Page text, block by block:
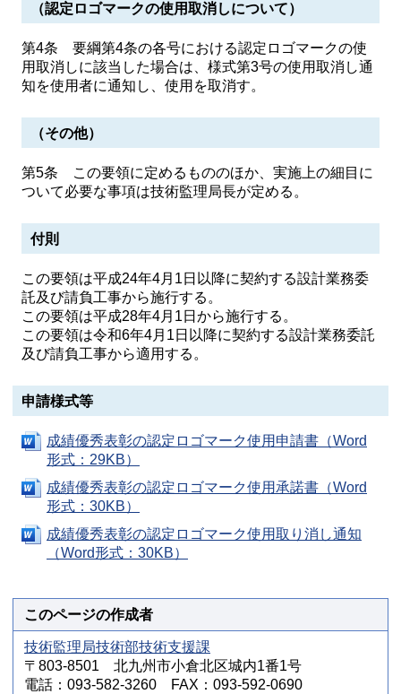
（認定ロゴマークの使用取消しについて）
第4条 要綱第4条の各号における認定ロゴマークの使
用取消しに該当した場合は、様式第3号の使用取消し通
知を使用者に通知し、使用を取消す。
（その他）
第5条 この要領に定めるもののほか、実施上の細目に
ついて必要な事項は技術監理局長が定める。
付則
この要領は平成24年4月1日以降に契約する設計業務委
託及び請負工事から施行する。
この要領は平成28年4月1日から施行する。
この要領は令和6年4月1日以降に契約する設計業務委託
及び請負工事から適用する。
申請様式等
成績優秀表彰の認定ロゴマーク使用申請書（Word
形式：29KB）
成績優秀表彰の認定ロゴマーク使用承諾書（Word
形式：30KB）
成績優秀表彰の認定ロゴマーク使用取り消し通知
（Word形式：30KB）
このページの作成者
技術監理局技術部技術支援課
〒803-8501 北九州市小倉北区城内1番1号
電話：093-582-3260 FAX：093-592-0690